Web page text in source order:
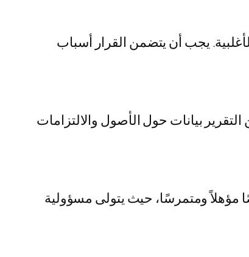
يجب أن يتضمن القرار أسباب
بيانات حول الأصول والالتزامات
ومتمرسًا، حيث يتولى مسؤولية